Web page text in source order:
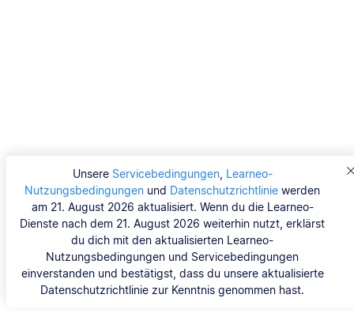
Unsere Servicebedingungen, Learneo-
Nutzungsbedingungen und Datenschutzrichtlinie werden
am 21. August 2026 aktualisiert. Wenn du die Learneo-
Dienste nach dem 21. August 2026 weiterhin nutzt, erklärst
du dich mit den aktualisierten Learneo-
Nutzungsbedingungen und Servicebedingungen
einverstanden und bestätigst, dass du unsere aktualisierte
Datenschutzrichtlinie zur Kenntnis genommen hast.